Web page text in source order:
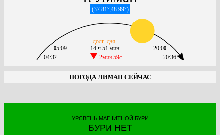
(37.81°,48.99°)
04:32
05:09
14 ч 51 мин
-2мин 59c
долг. дня
20:36
20:00
ПОГОДА ЛИМАН СЕЙЧАС
УРОВЕНЬ МАГНИТНОЙ БУРИ
БУРИ НЕТ